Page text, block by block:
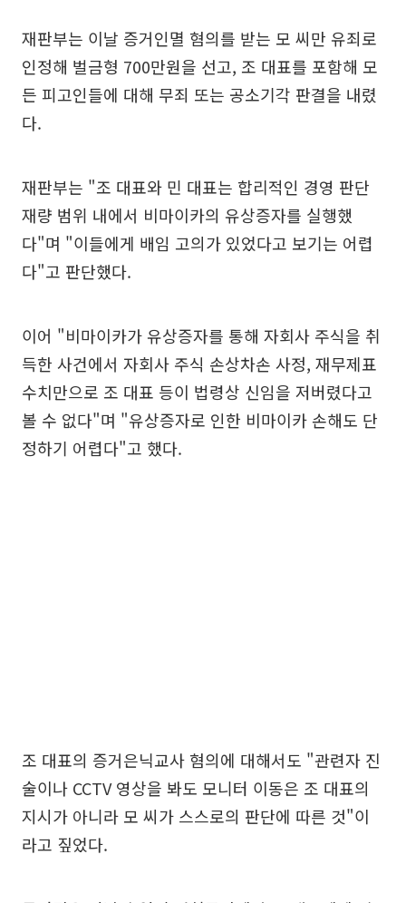
재판부는 이날 증거인멸 혐의를 받는 모 씨만 유죄로
인정해 벌금형 700만원을 선고, 조 대표를 포함해 모
든 피고인들에 대해 무죄 또는 공소기각 판결을 내렸
다.
재판부는 "조 대표와 민 대표는 합리적인 경영 판단
재량 범위 내에서 비마이카의 유상증자를 실행했
다"며 "이들에게 배임 고의가 있었다고 보기는 어렵
다"고 판단했다.
이어 "비마이카가 유상증자를 통해 자회사 주식을 취
득한 사건에서 자회사 주식 손상차손 사정, 재무제표
수치만으로 조 대표 등이 법령상 신임을 저버렸다고
볼 수 없다"며 "유상증자로 인한 비마이카 손해도 단
정하기 어렵다"고 했다.
조 대표의 증거은닉교사 혐의에 대해서도 "관련자 진
술이나 CCTV 영상을 봐도 모니터 이동은 조 대표의
지시가 아니라 모 씨가 스스로의 판단에 따른 것"이
라고 짚었다.